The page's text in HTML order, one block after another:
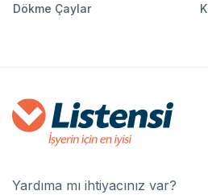
Dökme Çaylar
Yardıma mı ihtiyacınız var?